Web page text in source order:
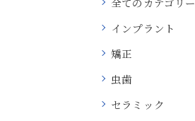
インプラント
矯正
虫歯
セラミック